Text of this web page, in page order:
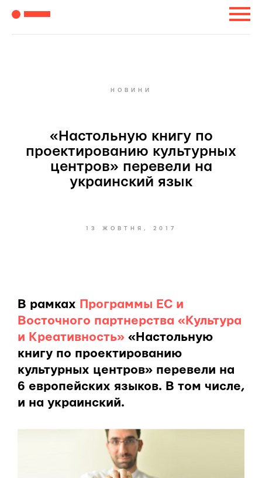
НОВИНИ
«Настольную книгу по
проектированию культурных
центров» перевели на
украинский язык
13 ЖОВТНЯ, 2017
В рамках Программы ЕС и
Восточного партнерства «Культура
и Креативность» «Настольную
книгу по проектированию
культурных центров» перевели на
6 европейских языков. В том числе,
и на украинский.